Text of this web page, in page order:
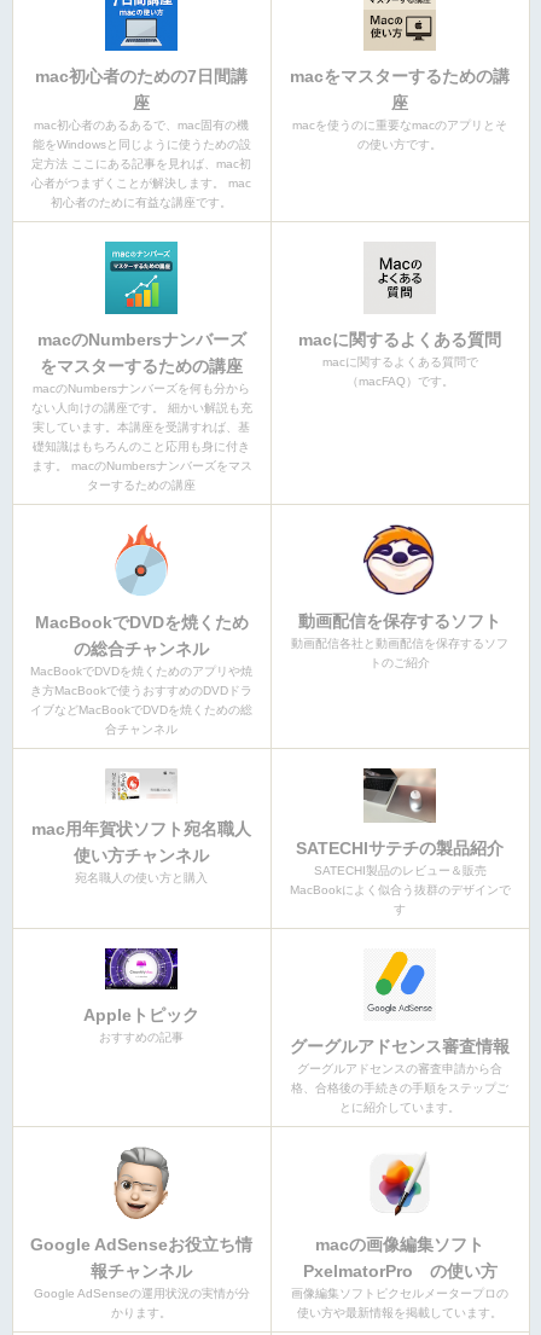
mac初心者のための7日間講
座
mac初心者のあるあるで、mac固有の機
能をWindowsと同じように使うための設
定方法 ここにある記事を見れば、mac初
心者がつまずくことが解決します。 mac
初心者のために有益な講座です。
macをマスターするための講
座
macを使うのに重要なmacのアプリとそ
の使い方です。
macのNumbersナンバーズ
をマスターするための講座
macのNumbersナンバーズを何も分から
ない人向けの講座です。 細かい解説も充
実しています。本講座を受講すれば、基
礎知識はもちろんのこと応用も身に付き
ます。 macのNumbersナンバーズをマス
ターするための講座
macに関するよくある質問
macに関するよくある質問で
（macFAQ）です。
MacBookでDVDを焼くため
の総合チャンネル
MacBookでDVDを焼くためのアプリや焼
き方MacBookで使うおすすめのDVDドラ
イブなどMacBookでDVDを焼くための総
合チャンネル
動画配信を保存するソフト
動画配信各社と動画配信を保存するソフ
トのご紹介
mac用年賀状ソフト宛名職人
使い方チャンネル
宛名職人の使い方と購入
SATECHIサテチの製品紹介
SATECHI製品のレビュー＆販売
MacBookによく似合う抜群のデザインで
す
Appleトピック
おすすめの記事 グーグルアドセンス審査情報
グーグルアドセンスの審査申請から合
格、合格後の手続きの手順をステップご
とに紹介しています。
Google AdSenseお役立ち情
報チャンネル
Google AdSenseの運用状況の実情が分
かります。
macの画像編集ソフト
PxelmatorPro の使い方
画像編集ソフトピクセルメータープロの
使い方や最新情報を掲載しています。